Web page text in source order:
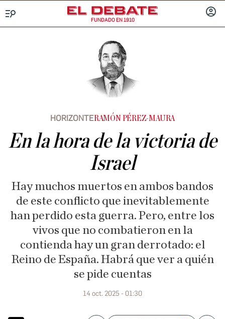
FUNDADO EN 1910
HORIZONTERAMÓN PÉREZ-MAURA
En la hora de la victoria de
Israel
Hay muchos muertos en ambos bandos
de este conflicto que inevitablemente
han perdido esta guerra. Pero, entre los
vivos que no combatieron en la
contienda hay un gran derrotado: el
Reino de España. Habrá que ver a quién
se pide cuentas
14 oct. 2025 - 01:30